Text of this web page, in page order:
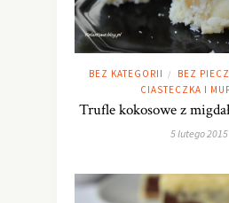
BEZ KATEGORII / BEZ
CIASTECZKA I
Trufle kokosowe z
5 lutego 2015